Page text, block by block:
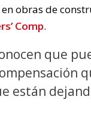
obras de
Comp.
que
están